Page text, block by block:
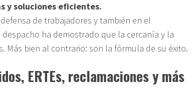
y soluciones eficientes.
de trabajadores y también en el
ha demostrado que la cercanía y la
Más bien al contrario: son la fórmula de su éxito.
ERTEs, reclamaciones y más